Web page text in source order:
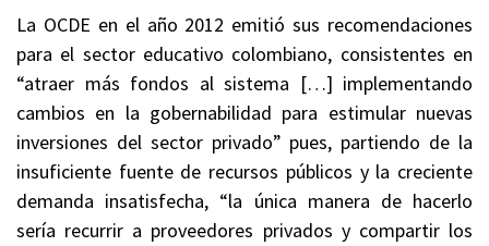
La OCDE en el año 2012 emitió sus recomendaciones
para el sector educativo colombiano, consistentes en
“atraer más fondos al sistema […] implementando
cambios en la gobernabilidad para estimular nuevas
inversiones del sector privado” pues, partiendo de la
insuficiente fuente de recursos públicos y la creciente
demanda insatisfecha, “la única manera de hacerlo
sería recurrir a proveedores privados y compartir los